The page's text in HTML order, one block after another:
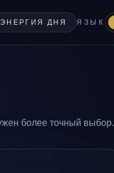
ЭНЕРГИЯ ДНЯ ЯЗЫК
более точный выбор.